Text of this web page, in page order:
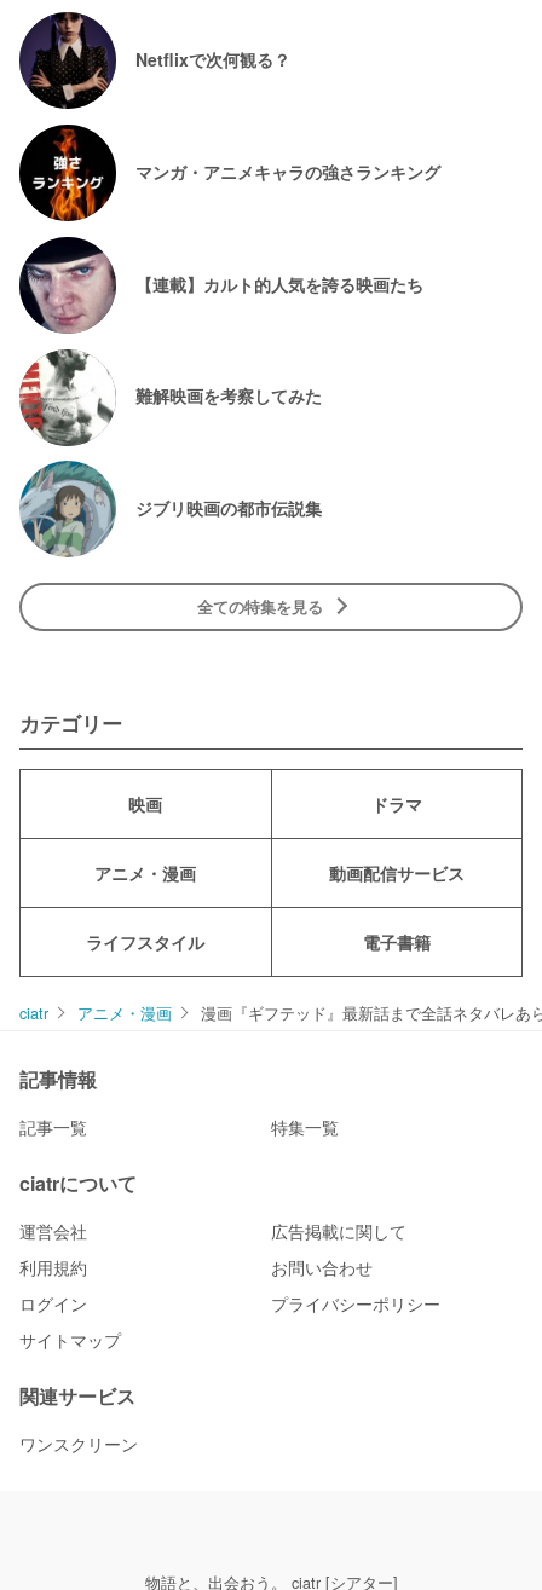
Netflixで次何観る？
マンガ・アニメキャラの強さランキング
【連載】カルト的人気を誇る映画たち
難解映画を考察してみた
ジブリ映画の都市伝説集
全ての特集を見る
カテゴリー
映画 ドラマ
アニメ・漫画 動画配信サービス
ライフスタイル 電子書籍
ciatr アニメ・漫画 漫画『ギフテッド』最新話まで全話ネタバレ
記事情報
記事一覧 特集一覧
ciatrについて
運営会社
広告掲載に関して
利用規約
お問い合わせ
ログイン
プライバシーポリシー
サイトマップ
関連サービス
ワンスクリーン
物語と、出会おう。 ciatr [シアター]